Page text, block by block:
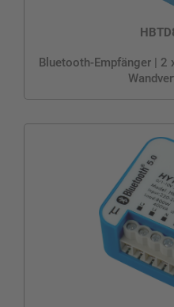
Bluetooth-Empfänger | 2